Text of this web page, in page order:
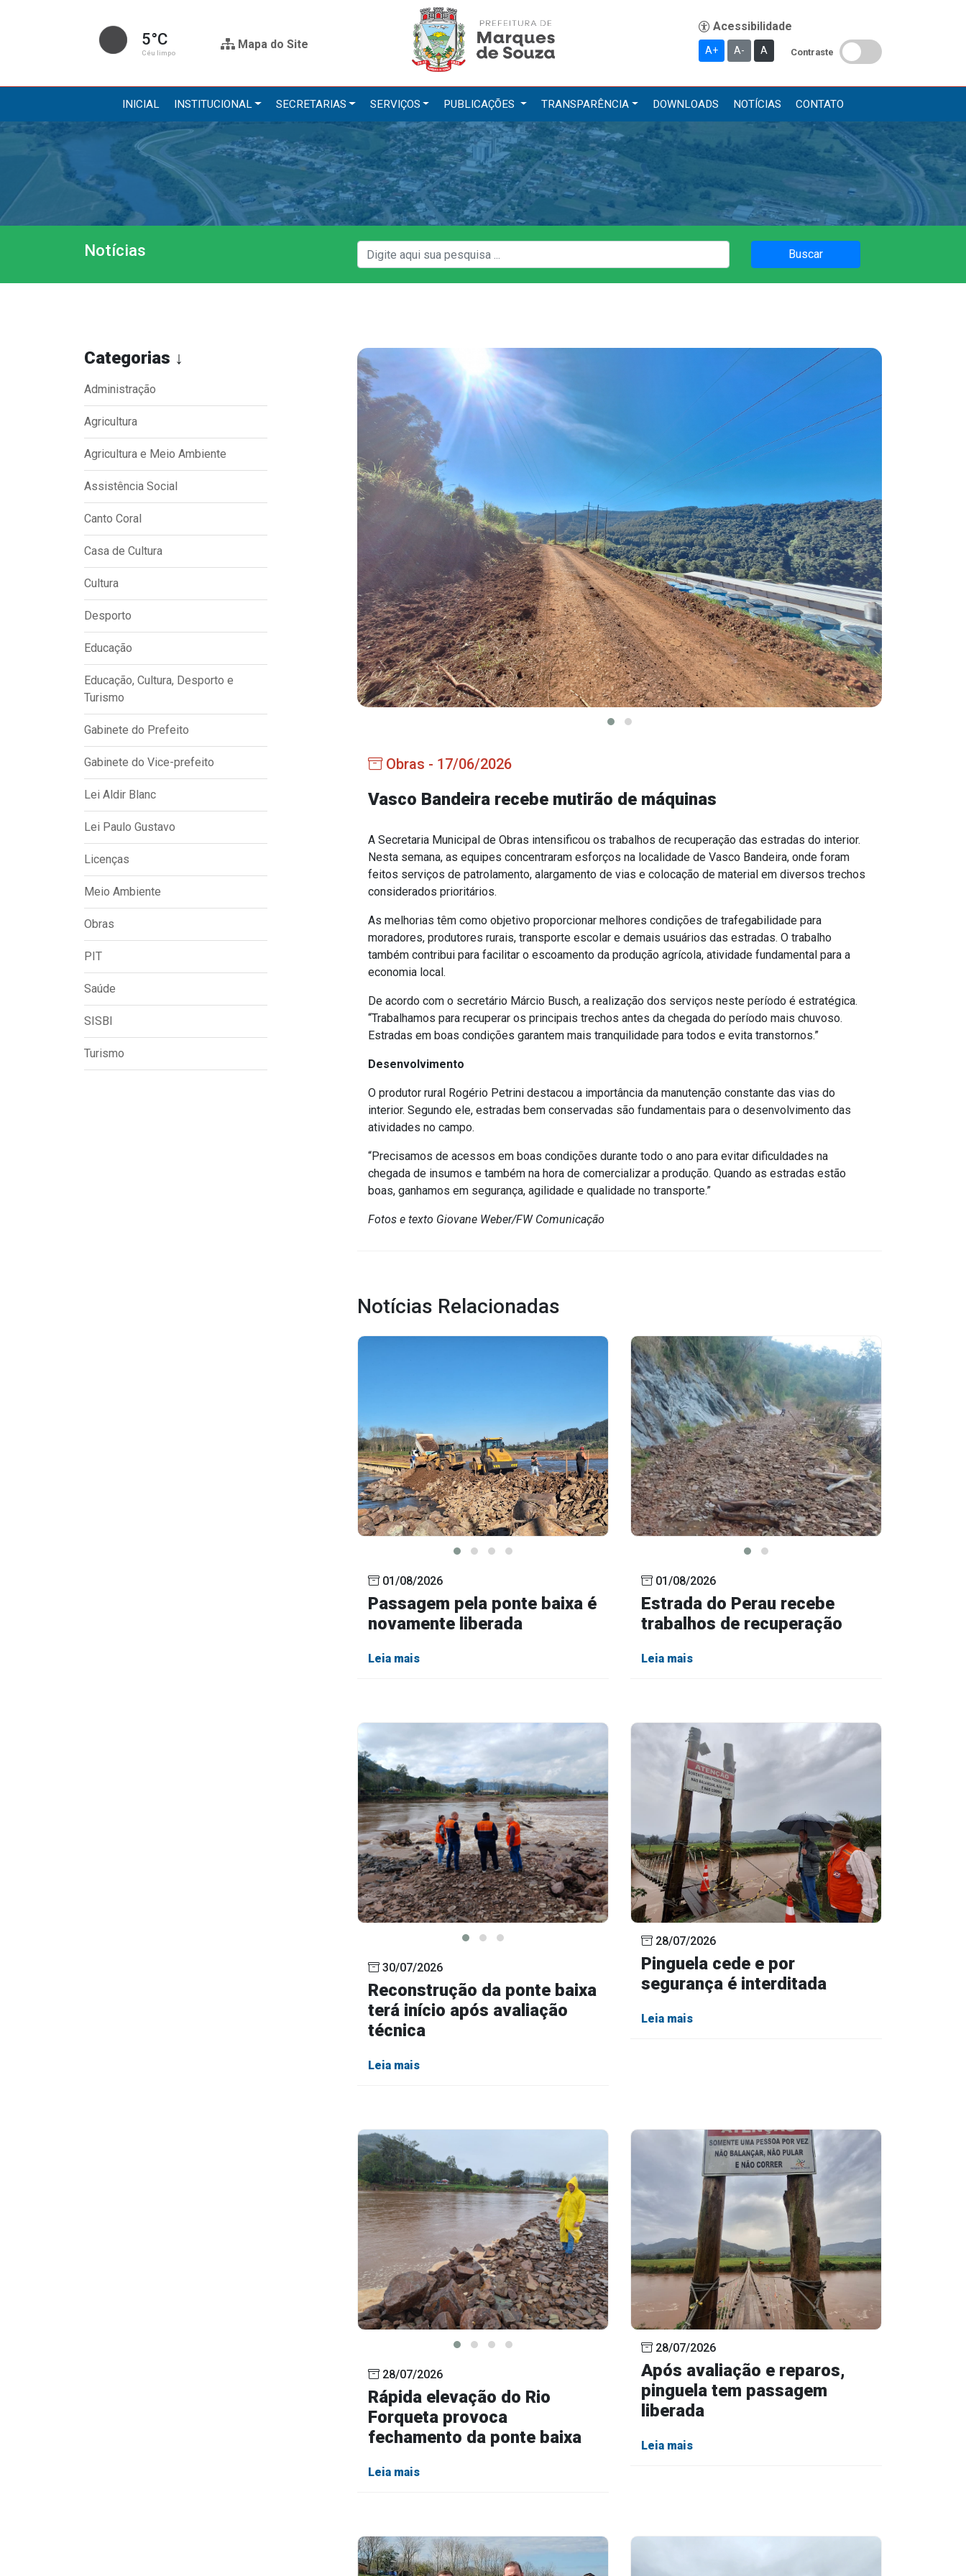
5°C
Céu limpo
Mapa do Site A+ A- A Contraste
INICIAL INSTITUCIONAL SECRETARIAS SERVIÇOS PUBLICAÇÕES TRANSPARÊNCIA DOWNLOADS NOTÍCIAS CONTATO
Institucional
A Prefeitura
Gabinete do Prefeito
História do Município
Secretarias
Administração
Agricultura e Meio Ambiente
Educação, Cultura, Desporto e Turismo
Serviços
IPTU 2026
Nota Fiscal Eletrônica
Publicações
Diário Oficial (Novo)
Diário Oficial (Até 30/04)
Processo Seletivo
Licitações
Dispensas e Inexigibilidades
Chamamentos Públicos
Leis, Decretos e Portarias
Transparência
Portal da Transparência
Notícias Buscar
Categorias ↓
Administração
Agricultura
Agricultura e Meio Ambiente
Assistência Social
Canto Coral
Casa de Cultura
Cultura
Desporto
Educação
Educação, Cultura, Desporto e
Turismo
Gabinete do Prefeito
Gabinete do Vice-prefeito
Lei Aldir Blanc
Lei Paulo Gustavo
Licenças
Meio Ambiente
Obras
PIT
Saúde
SISBI
Turismo
Obras - 17/06/2026
Vasco Bandeira recebe mutirão de máquinas
A Secretaria Municipal de Obras intensificou os trabalhos de recuperação das estradas do interior.
Nesta semana, as equipes concentraram esforços na localidade de Vasco Bandeira, onde foram
feitos serviços de patrolamento, alargamento de vias e colocação de material em diversos trechos
considerados prioritários.
As melhorias têm como objetivo proporcionar melhores condições de trafegabilidade para
moradores, produtores rurais, transporte escolar e demais usuários das estradas. O trabalho
também contribui para facilitar o escoamento da produção agrícola, atividade fundamental para a
economia local.
De acordo com o secretário Márcio Busch, a realização dos serviços neste período é estratégica.
“Trabalhamos para recuperar os principais trechos antes da chegada do período mais chuvoso.
Estradas em boas condições garantem mais tranquilidade para todos e evita transtornos.”
Desenvolvimento
O produtor rural Rogério Petrini destacou a importância da manutenção constante das vias do
interior. Segundo ele, estradas bem conservadas são fundamentais para o desenvolvimento das
atividades no campo.
“Precisamos de acessos em boas condições durante todo o ano para evitar dificuldades na
chegada de insumos e também na hora de comercializar a produção. Quando as estradas estão
boas, ganhamos em segurança, agilidade e qualidade no transporte.”
Fotos e texto Giovane Weber/FW Comunicação
Notícias Relacionadas
01/08/2026
Passagem pela ponte baixa é
novamente liberada
Leia mais
01/08/2026
Estrada do Perau recebe
trabalhos de recuperação
Leia mais
30/07/2026
Reconstrução da ponte baixa
terá início após avaliação
técnica
Leia mais
28/07/2026
Pinguela cede e por
segurança é interditada
Leia mais
28/07/2026
Rápida elevação do Rio
Forqueta provoca
fechamento da ponte baixa
Leia mais
28/07/2026
Após avaliação e reparos,
pinguela tem passagem
liberada
Leia mais